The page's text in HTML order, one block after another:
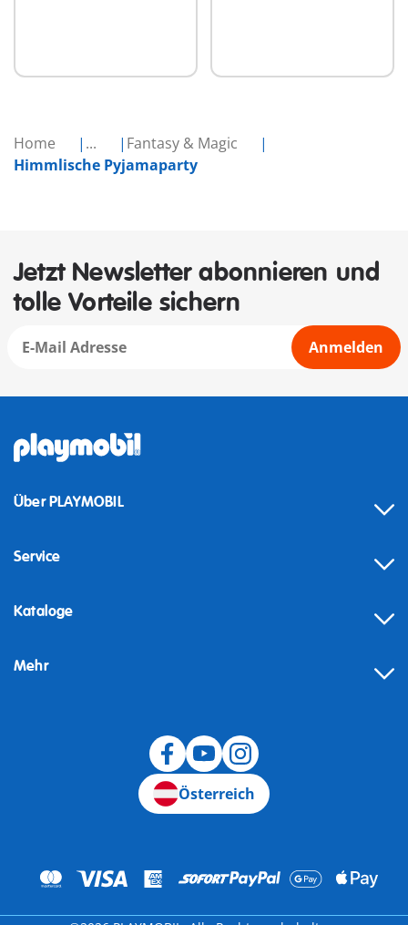
Home ...
Fantasy & Magic
Himmlische Pyjamaparty
Jetzt Newsletter abonnieren und
tolle Vorteile sichern
Anmelden
Über PLAYMOBIL
Service
Kataloge
Mehr
Österreich